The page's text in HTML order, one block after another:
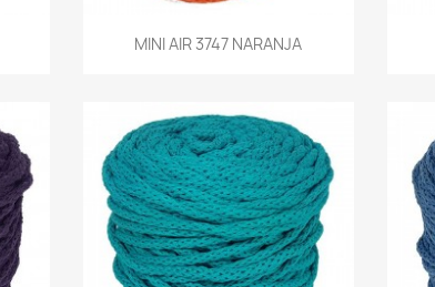
MINI AIR 3747 NARANJA
Vista rápida